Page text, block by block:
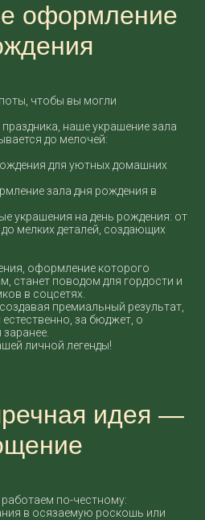
оформление
чтобы вы могли
наше украшение зала
до мелочей:
для уютных домашних
зала дня рождения в
украшения на день рождения: от
мелких деталей, создающих
оформление которого
станет поводом для гордости и
в соцсетях.
премиальный результат,
за бюджет, о
личной легенды!
идея —
по-честному:
в осязаемую роскошь или